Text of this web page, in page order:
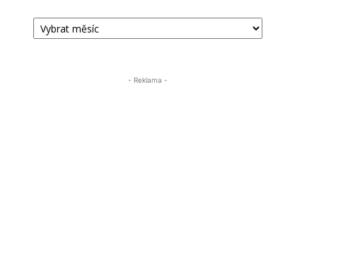
ARCHIV
PŘÍSPĚVKŮ
- Reklama -